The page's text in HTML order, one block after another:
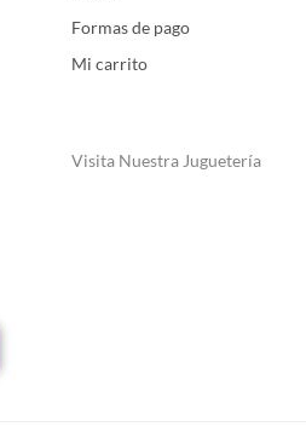
Formas de pago
Mi carrito
Visita Nuestra Juguetería